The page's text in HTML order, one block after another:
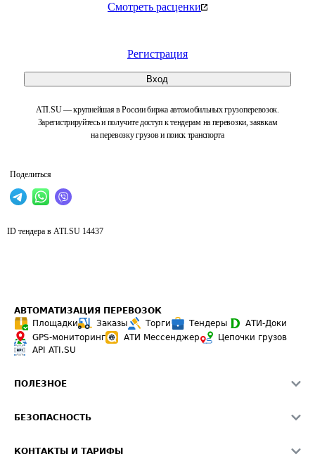
Смотреть расценки
Регистрация
Вход
ATI.SU — крупнейшая в России биржа автомобильных грузоперевозок.
Зарегистрируйтесь и получите доступ к тендерам на перевозки, заявкам
на перевозку грузов и поиск транспорта
Поделиться
ID тендера в ATI.SU 14437
АВТОМАТИЗАЦИЯ ПЕРЕВОЗОК
Площадки
Заказы Торги Тендеры
АТИ-Доки
GPS-мониторинг
АТИ Мессенджер
Цепочки грузов
API ATI.SU
ПОЛЕЗНОЕ
Звезды ATI.SU на вашем сайте
БЕЗОПАСНОСТЬ
КОНТАКТЫ И ТАРИФЫ